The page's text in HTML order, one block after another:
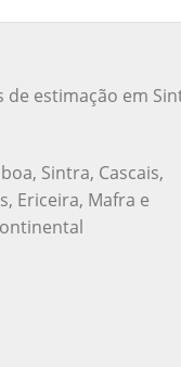
estimação em
Sintra, Cascais,
Ericeira, Mafra e